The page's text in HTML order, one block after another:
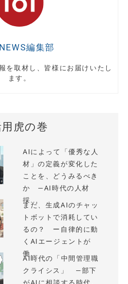
編集部
を取材し、皆様にお届けいたし
ます。
虎の巻
AIによって「優秀な人
材」の定義が変化した
ことを、どうみるべき
か —AI時代の人材
採...
まだ、生成AIのチャッ
トボットで消耗してい
るの？ ー自律的に動
くAIエージェントが
働...
AI時代の「中間管理職
クライシス」 —部下